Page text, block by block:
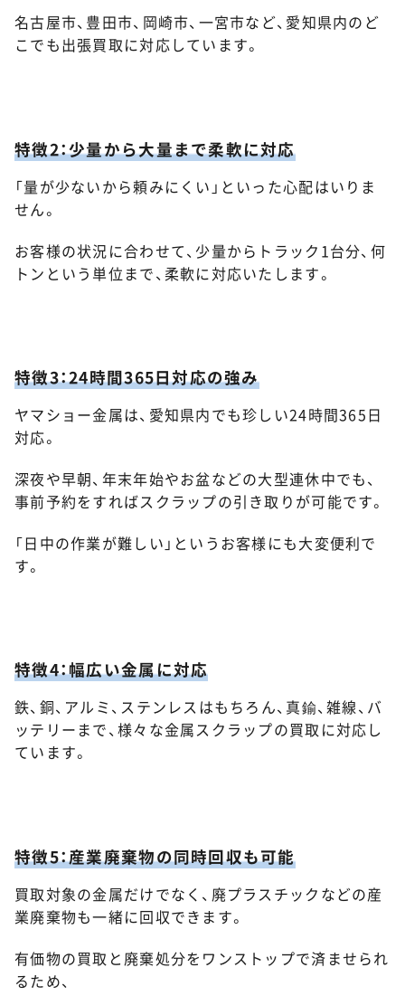
名古屋市、豊田市、岡崎市、一宮市など、愛知県内のど
こでも出張買取に対応しています。
特徴2：少量から大量まで柔軟に対応
「量が少ないから頼みにくい」といった心配はいりま
せん。
お客様の状況に合わせて、少量からトラック1台分、何
トンという単位まで、柔軟に対応いたします。
特徴3：24時間365日対応の強み
ヤマショー金属は、愛知県内でも珍しい24時間365日
対応。
深夜や早朝、年末年始やお盆などの大型連休中でも、
事前予約をすればスクラップの引き取りが可能です。
「日中の作業が難しい」というお客様にも大変便利で
す。
特徴4：幅広い金属に対応
鉄、銅、アルミ、ステンレスはもちろん、真鍮、雑線、バ
ッテリーまで、様々な金属スクラップの買取に対応し
ています。
特徴5：産業廃棄物の同時回収も可能
買取対象の金属だけでなく、廃プラスチックなどの産
業廃棄物も一緒に回収できます。
有価物の買取と廃棄処分をワンストップで済ませられ
るため、